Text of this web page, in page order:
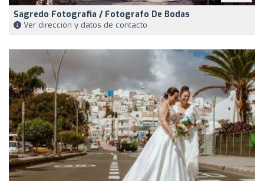
Sagredo Fotografia / Fotografo De Bodas
Ver dirección y datos de contacto